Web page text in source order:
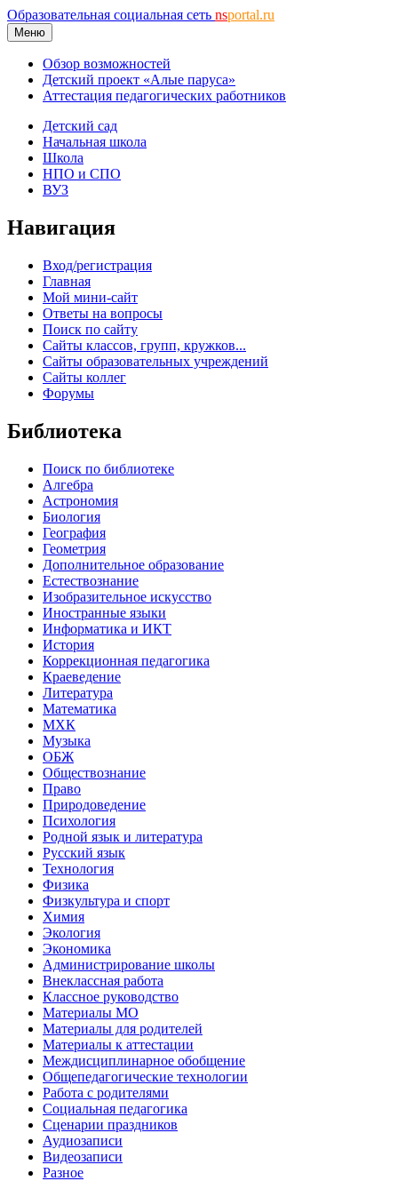
Образовательная социальная сеть nsportal.ru
Меню
Обзор возможностей
Детский проект «Алые паруса»
Аттестация педагогических работников
Детский сад
Начальная школа
Школа
НПО и СПО
ВУЗ
Навигация
Вход/регистрация
Главная
Мой мини-сайт
Ответы на вопросы
Поиск по сайту
Сайты классов, групп, кружков...
Сайты образовательных учреждений
Сайты коллег
Форумы
Библиотека
Поиск по библиотеке
Алгебра
Астрономия
Биология
География
Геометрия
Дополнительное образование
Естествознание
Изобразительное искусство
Иностранные языки
Информатика и ИКТ
История
Коррекционная педагогика
Краеведение
Литература
Математика
МХК
Музыка
ОБЖ
Обществознание
Право
Природоведение
Психология
Родной язык и литература
Русский язык
Технология
Физика
Физкультура и спорт
Химия
Экология
Экономика
Администрирование школы
Внеклассная работа
Классное руководство
Материалы МО
Материалы для родителей
Материалы к аттестации
Междисциплинарное обобщение
Общепедагогические технологии
Работа с родителями
Социальная педагогика
Сценарии праздников
Аудиозаписи
Видеозаписи
Разное